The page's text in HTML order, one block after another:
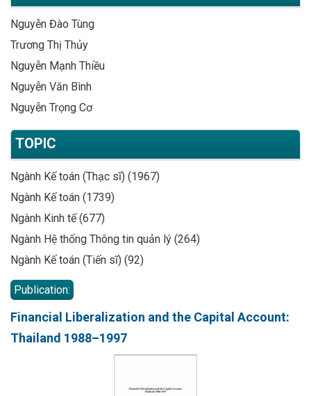
Nguyễn Đào Tùng
Trương Thị Thủy
Nguyễn Mạnh Thiều
Nguyễn Văn Bình
Nguyễn Trọng Cơ
TOPIC
Ngành Kế toán (Thạc sĩ) (1967)
Ngành Kế toán (1739)
Ngành Kinh tế (677)
Ngành Hệ thống Thông tin quản lý (264)
Ngành Kế toán (Tiến sĩ) (92)
Publication:
Financial Liberalization and the Capital Account:
Thailand 1988–1997